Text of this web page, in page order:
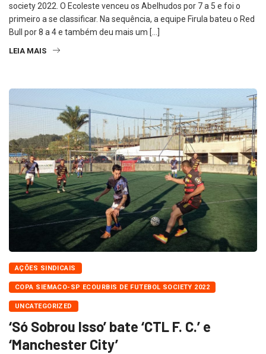
society 2022. O Ecoleste venceu os Abelhudos por 7 a 5 e foi o
primeiro a se classificar. Na sequência, a equipe Firula bateu o Red
Bull por 8 a 4 e também deu mais um […]
LEIA MAIS
AÇÕES SINDICAIS
COPA SIEMACO-SP ECOURBIS DE FUTEBOL SOCIETY 2022
UNCATEGORIZED
‘Só Sobrou Isso’ bate ‘CTL F. C.’ e
‘Manchester City’